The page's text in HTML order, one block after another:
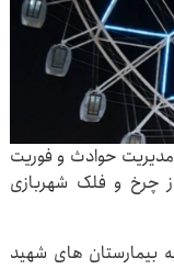
حوادث و فوریت
سقوط از چرخ و فلک شهربازی
بیمارستان های شهید